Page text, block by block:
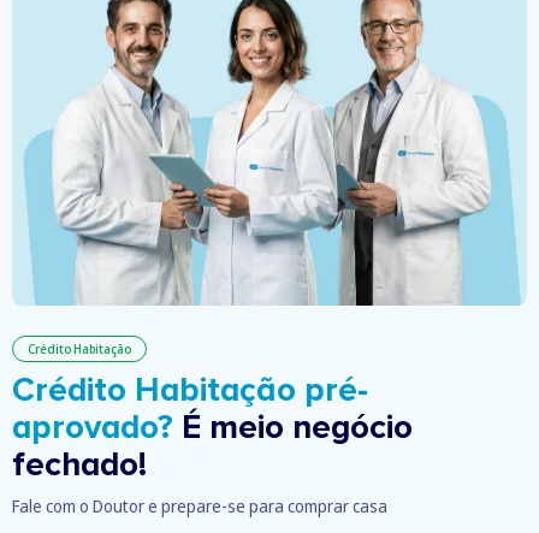
Crédito Habitação
Crédito Habitação pré-
aprovado? É meio negócio
fechado!
Fale com o Doutor e prepare-se para comprar casa